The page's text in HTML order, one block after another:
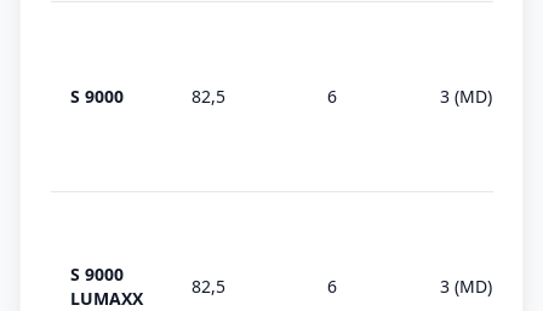
S 9000 82,5 6 3 (MD)
S 9000
LUMAXX
82,5 6 3 (MD)